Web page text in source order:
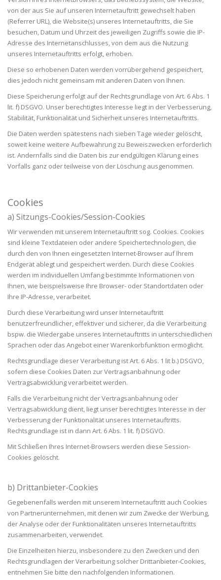
von der aus Sie auf unseren Internetauftritt gewechselt haben
(Referrer URL), die Website(s) unseres Internetauftritts, die Sie
besuchen, Datum und Uhrzeit des jeweiligen Zugriffs sowie die IP-
Adresse des Internetanschlusses, von dem aus die Nutzung
unseres Internetauftritts erfolgt, erhoben.
Diese so erhobenen Daten werden vorrübergehend gespeichert,
dies jedoch nicht gemeinsam mit anderen Daten von Ihnen.
Diese Speicherung erfolgt auf der Rechtsgrundlage von Art. 6 Abs. 1
lit. f) DSGVO. Unser berechtigtes Interesse liegt in der Verbesserung,
Stabilität, Funktionalität und Sicherheit unseres Internetauftritts.
Die Daten werden spätestens nach sieben Tage wieder gelöscht,
soweit keine weitere Aufbewahrung zu Beweiszwecken erforderlich
ist. Andernfalls sind die Daten bis zur endgültigen Klärung eines
Vorfalls ganz oder teilweise von der Löschung ausgenommen.
Cookies
a) Sitzungs-Cookies/Session-Cookies
Wir verwenden mit unserem Internetauftritt sog. Cookies. Cookies
sind kleine Textdateien oder andere Speichertechnologien, die
durch den von Ihnen eingesetzten Internet-Browser auf Ihrem
Endgerät ablegt und gespeichert werden. Durch diese Cookies
werden im individuellen Umfang bestimmte Informationen von
Ihnen, wie beispielsweise Ihre Browser- oder Standortdaten oder
Ihre IP-Adresse, verarbeitet.
Durch diese Verarbeitung wird unser Internetauftritt
benutzerfreundlicher, effektiver und sicherer, da die Verarbeitung
bspw. die Wiedergabe unseres Internetauftritts in unterschiedlichen
Sprachen oder das Angebot einer Warenkorbfunktion ermöglicht.
Rechtsgrundlage dieser Verarbeitung ist Art. 6 Abs. 1 lit b.) DSGVO,
sofern diese Cookies Daten zur Vertragsanbahnung oder
Vertragsabwicklung verarbeitet werden.
Falls die Verarbeitung nicht der Vertragsanbahnung oder
Vertragsabwicklung dient, liegt unser berechtigtes Interesse in der
Verbesserung der Funktionalität unseres Internetauftritts.
Rechtsgrundlage ist in dann Art. 6 Abs. 1 lit. f) DSGVO.
Mit Schließen Ihres Internet-Browsers werden diese Session-
Cookies gelöscht.
b) Drittanbieter-Cookies
Gegebenenfalls werden mit unserem Internetauftritt auch Cookies
von Partnerunternehmen, mit denen wir zum Zwecke der Werbung,
der Analyse oder der Funktionalitäten unseres Internetauftritts
zusammenarbeiten, verwendet.
Die Einzelheiten hierzu, insbesondere zu den Zwecken und den
Rechtsgrundlagen der Verarbeitung solcher Drittanbieter-Cookies,
entnehmen Sie bitte den nachfolgenden Informationen.